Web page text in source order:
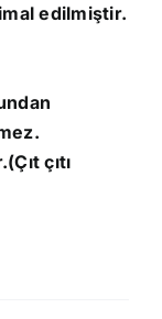
edilmiştir.
çıtı